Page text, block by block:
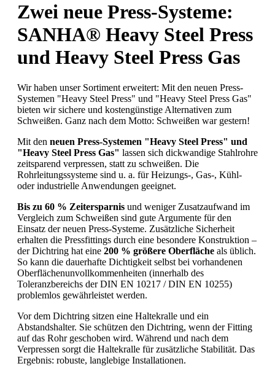
Zwei neue Press-Systeme:
SANHA® Heavy Steel Press
und Heavy Steel Press Gas
Wir haben unser Sortiment erweitert: Mit den neuen Press-
Systemen "Heavy Steel Press" und "Heavy Steel Press Gas"
bieten wir sichere und kostengünstige Alternativen zum
Schweißen. Ganz nach dem Motto: Schweißen war gestern!
Mit den neuen Press-Systemen "Heavy Steel Press" und
"Heavy Steel Press Gas" lassen sich dickwandige Stahlrohre
zeitsparend verpressen, statt zu schweißen. Die
Rohrleitungssysteme sind u. a. für Heizungs-, Gas-, Kühl-
oder industrielle Anwendungen geeignet.
Bis zu 60 % Zeitersparnis und weniger Zusatzaufwand im
Vergleich zum Schweißen sind gute Argumente für den
Einsatz der neuen Press-Systeme. Zusätzliche Sicherheit
erhalten die Pressfittings durch eine besondere Konstruktion –
der Dichtring hat eine 200 % größere Oberfläche als üblich.
So kann die dauerhafte Dichtigkeit selbst bei vorhandenen
Oberflächenunvollkommenheiten (innerhalb des
Toleranzbereichs der DIN EN 10217 / DIN EN 10255)
problemlos gewährleistet werden.
Vor dem Dichtring sitzen eine Haltekralle und ein
Abstandshalter. Sie schützen den Dichtring, wenn der Fitting
auf das Rohr geschoben wird. Während und nach dem
Verpressen sorgt die Haltekralle für zusätzliche Stabilität. Das
Ergebnis: robuste, langlebige Installationen.